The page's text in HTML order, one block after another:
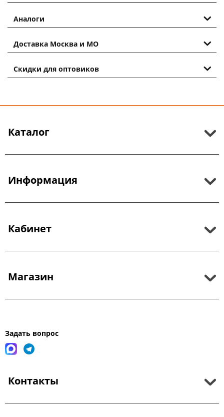
Аналоги
Доставка Москва и МО
Скидки для оптовиков
Каталог
Информация
Кабинет
Магазин
Задать вопрос
Контакты